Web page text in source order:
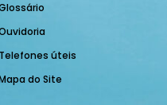
Telefones úteis
do Site